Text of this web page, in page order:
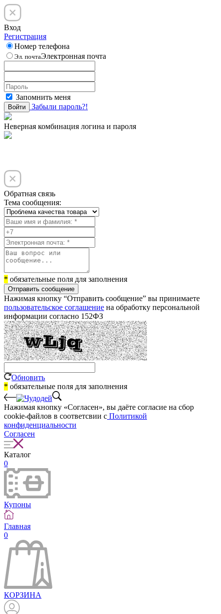
Вход
Регистрация
Номер телефона
Эл. почтаЭлектронная почта
Запомнить меня
Войти Забыли пароль?!
Неверная комбинация логина и пароля
Обратная связь
Тема сообщения:
* обязательные поля для заполнения
Отправить сообщение
Нажимая кнопку “Отправить сообщение” вы принимаете
пользовательское соглашение на обработку персональной
информации согласно 152ФЗ
Обновить
* обязательные поля для заполнения
Нажимая кнопку «Согласен», вы даёте cогласие на сбор
cookie-файлов в соответсвии с Политикой
конфиденциальности
Согласен
Каталог
0
Купоны
Главная
0
КОРЗИНА